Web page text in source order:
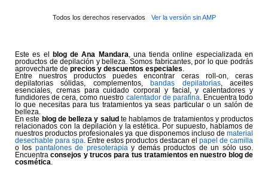
Todos los derechos reservados Ver la versión sin AMP
Este es el blog de Ana Mandara, una tienda online especializada en
productos de depilación y belleza. Somos fabricantes, por lo que podrás
aprovecharte de precios y descuentos especiales.
Entre nuestros productos puedes encontrar ceras roll-on, ceras
depilatorias sólidas, complementos,bandas depilatorias, aceites
esenciales, cremas para cuidado corporal y facial, y calentadores y
fundidores de cera, como nuestro calentador de parafina. Encuentra todo
lo que necesitas para tus tratamientos ya seas particular o un salón de
belleza.
En este blog de belleza y saludte hablamos de tratamientos y productos
relacionados con la depilación y la estética. Por supuesto, hablamos de
nuestros productos profesionales ya que disponemos incluso de material
desechable para spa. Entre estos productos destacan el papel de camilla
o los pantalones de presoterapiay demás productos de un sólo uso.
Encuentraconsejos y trucos para tus tratamientos en nuestro blog de
cosmética.